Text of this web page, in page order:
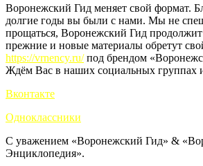
Воронежский Гид меняет свой формат.
долгие годы вы были с нами. Мы не
прощаться, Воронежский Гид
прежние и новые материалы обретут
https://vrnency.ru/под брендом
Ждём Вас в наших социальных группах
Вконтакте
Одноклассники
С уважением «Воронежский Гид» &
Энциклопедия».